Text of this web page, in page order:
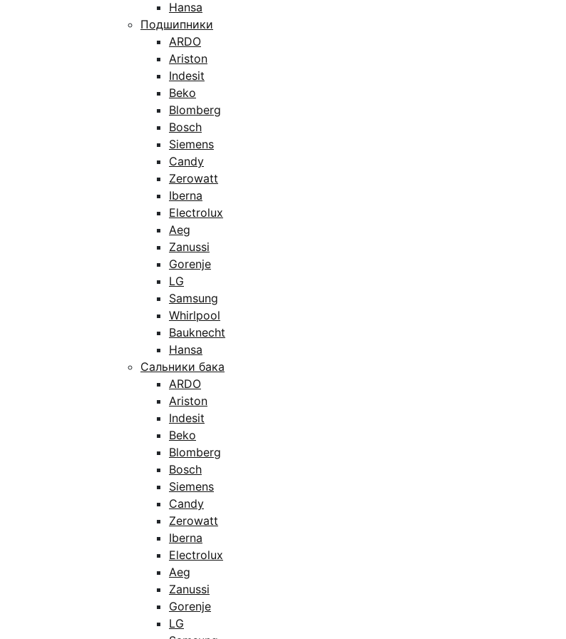
Hansa
Подшипники
ARDO
Ariston
Indesit
Beko
Blomberg
Bosch
Siemens
Candy
Zerowatt
Iberna
Electrolux
Aeg
Zanussi
Gorenje
LG
Samsung
Whirlpool
Bauknecht
Hansa
Сальники бака
ARDO
Ariston
Indesit
Beko
Blomberg
Bosch
Siemens
Candy
Zerowatt
Iberna
Electrolux
Aeg
Zanussi
Gorenje
LG